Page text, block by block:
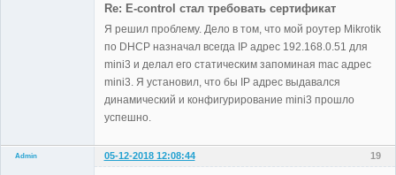
Re: E-control стал требовать сертификат
Я решил проблему. Дело в том, что мой роутер Mikrotik
по DHCP назначал всегда IP адрес 192.168.0.51 для
mini3 и делал его статическим запоминая mac адрес
mini3. Я установил, что бы IP адрес выдавался
динамический и конфигурирование mini3 прошло
успешно.
19
Admin 05-12-2018 12:08:44